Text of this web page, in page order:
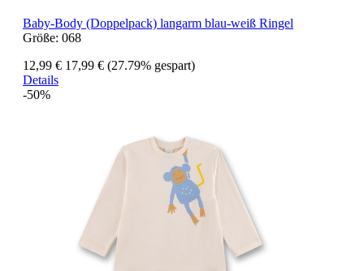
Baby-Body (Doppelpack) langarm blau-weiß Ringel
Größe: 068
12,99 € 17,99 € (27.79% gespart)
Details
-50%